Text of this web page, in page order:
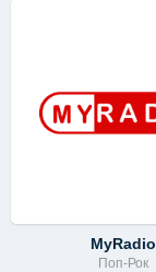
MyRadio
Поп-Рок